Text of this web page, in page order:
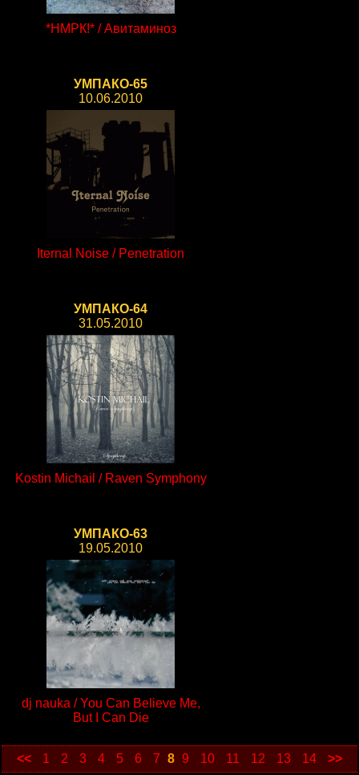
*НМРК!* / Авитаминоз
УМПАКО-65
10.06.2010
Iternal Noise / Penetration
УМПАКО-64
31.05.2010
Kostin Michail / Raven Symphony
УМПАКО-63
19.05.2010
dj nauka / You Can Believe Me,
But I Can Die
<< 1 2 3 4 5 6 7 8 9 10 11 12 13 14 >>